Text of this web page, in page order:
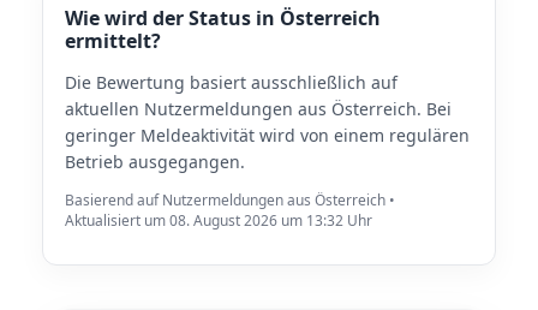
Wie wird der Status in Österreich
ermittelt?
Die Bewertung basiert ausschließlich auf
aktuellen Nutzermeldungen aus Österreich. Bei
geringer Meldeaktivität wird von einem regulären
Betrieb ausgegangen.
Basierend auf Nutzermeldungen aus Österreich •
Aktualisiert um 08. August 2026 um 13:32 Uhr